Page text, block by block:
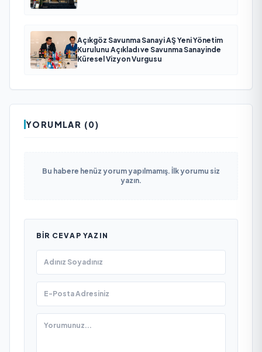
Açıkgöz Savunma Sanayi AŞ Yeni Yönetim
Kurulunu Açıkladı ve Savunma Sanayinde
Küresel Vizyon Vurgusu
YORUMLAR (0)
Bu habere henüz yorum yapılmamış. İlk yorumu siz
yazın.
BIR CEVAP YAZIN